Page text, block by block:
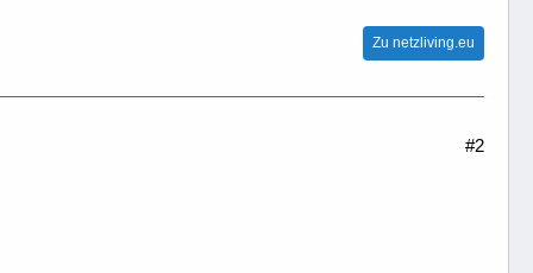
Zu netzliving.eu
#2